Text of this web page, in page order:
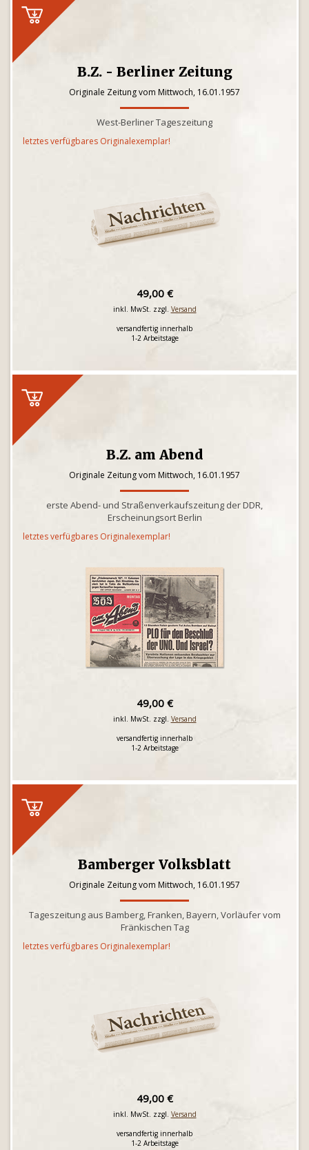
B.Z. - Berliner Zeitung
Originale Zeitung vom Mittwoch, 16.01.1957
West-Berliner Tageszeitung
letztes verfügbares Originalexemplar!
49,00 €
inkl. MwSt. zzgl. Versand
versandfertig innerhalb
1-2 Arbeitstage
B.Z. am Abend
Originale Zeitung vom Mittwoch, 16.01.1957
erste Abend- und Straßenverkaufszeitung der DDR,
Erscheinungsort Berlin
letztes verfügbares Originalexemplar!
49,00 €
inkl. MwSt. zzgl. Versand
versandfertig innerhalb
1-2 Arbeitstage
Bamberger Volksblatt
Originale Zeitung vom Mittwoch, 16.01.1957
Tageszeitung aus Bamberg, Franken, Bayern, Vorläufer vom
Fränkischen Tag
letztes verfügbares Originalexemplar!
49,00 €
inkl. MwSt. zzgl. Versand
versandfertig innerhalb
1-2 Arbeitstage